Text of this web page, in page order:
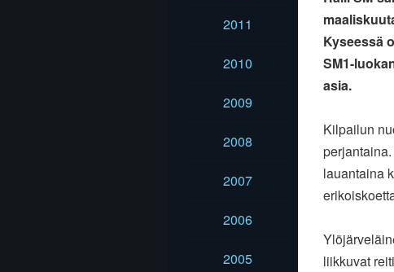
2011
2010
2009
2008
2007
2006
2005
Kyseessä
SM1-
asia.
Kilpailun
perjantaina.
lauantaina
liikkuvat